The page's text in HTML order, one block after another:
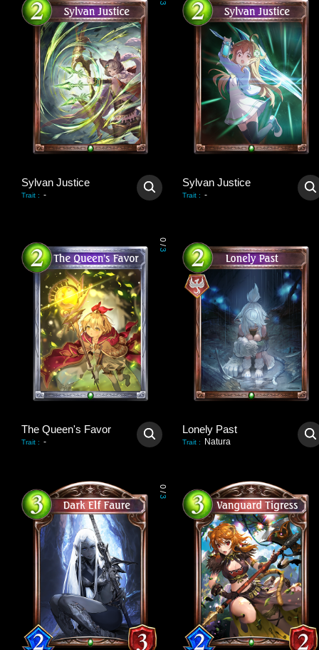
3
Sylvan Justice
Trait : -
Sylvan Justice
Trait : -
0
/
3
The Queen's Favor
Trait : -
Lonely Past
Trait : Natura
0
/
3